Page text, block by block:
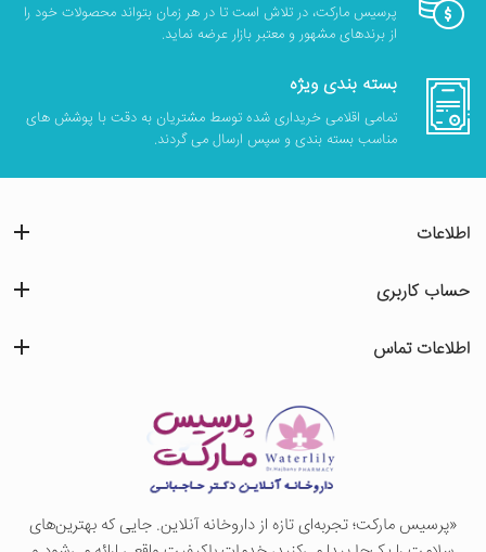
پرسیس مارکت، در تلاش است تا در هر زمان بتواند محصولات خود را
از برندهای مشهور و معتبر بازار عرضه نماید.
بسته بندی ویژه
تمامی اقلامی خریداری شده توسط مشتریان به دقت با پوشش های
مناسب بسته بندی و سپس ارسال می گردند.
«پرسيس ماركت؛ تجربه‌ای تازه از داروخانه آنلاین. جایی که بهترین‌های
اطلاعات
حساب کاربری
اطلاعات تماس